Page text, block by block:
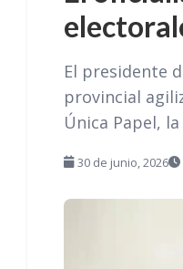
El presidente
provincial
Única Papel,
30 de junio, 2026